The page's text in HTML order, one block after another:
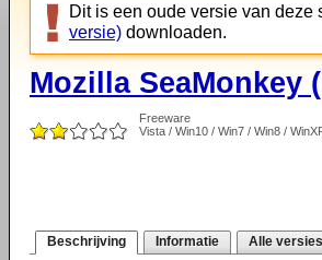
Dit is een oude versie van
versie) downloaden.
Mozilla SeaMonkey
Freeware
Vista / Win10 / Win7 / Win8 /
Beschrijving Informatie Alle versies